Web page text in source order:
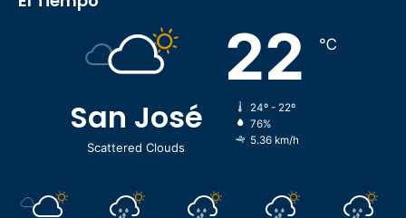
San José
Scattered Clouds
22 ℃
24º - 22º
76%
5.36 km/h